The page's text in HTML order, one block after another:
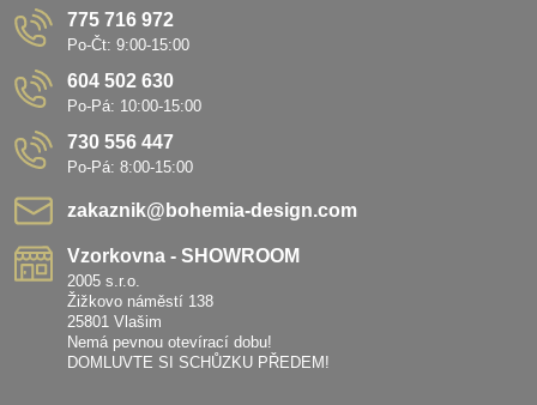
775 716 972
Po-Čt: 9:00-15:00
604 502 630
Po-Pá: 10:00-15:00
730 556 447
Po-Pá: 8:00-15:00
zakaznik​@bohemia-design​.com
Vzorkovna - SHOWROOM
2005 s.r.o.
Žižkovo náměstí 138
25801 Vlašim
Nemá pevnou otevírací dobu!
DOMLUVTE SI SCHŮZKU PŘEDEM!